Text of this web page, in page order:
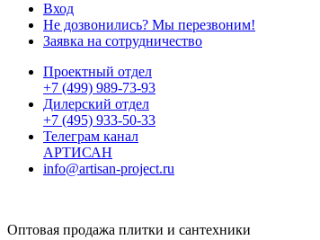
Вход
Не дозвонились? Мы перезвоним!
Заявка на сотрудничество
Проектный отдел
+7 (499) 989-73-93
Дилерский отдел
+7 (495) 933-50-33
Телеграм канал
АРТИСАН
info@artisan-project.ru
Оптовая продажа плитки и сантехники